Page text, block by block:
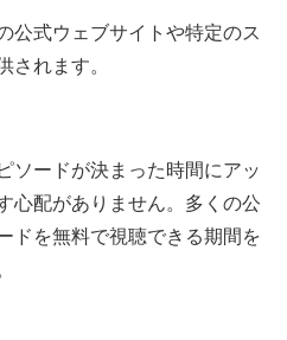
公式ウェブサイトや特定のス
されます。
ソードが決まった時間にアッ
心配がありません。多くの公
ドを無料で視聴できる期間を